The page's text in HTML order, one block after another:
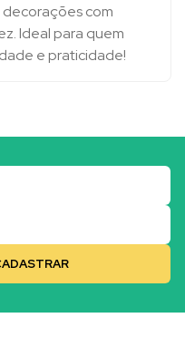
decorações com
Ideal para quem
e praticidade!